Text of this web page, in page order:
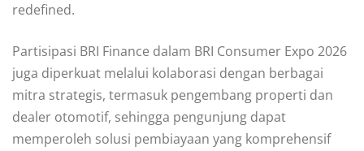
redefined.
Partisipasi BRI Finance dalam BRI Consumer Expo 2026
juga diperkuat melalui kolaborasi dengan berbagai
mitra strategis, termasuk pengembang properti dan
dealer otomotif, sehingga pengunjung dapat
memperoleh solusi pembiayaan yang komprehensif